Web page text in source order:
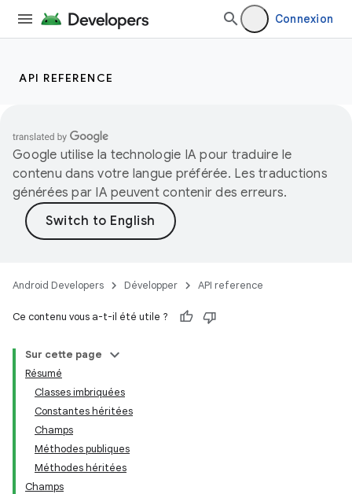
Connexion
API REFERENCE
Google utilise la technologie IA pour traduire le
contenu dans votre langue préférée. Les traductions
générées par IA peuvent contenir des erreurs.
Android Developers Développer API reference
Ce contenu vous a-t-il été utile ?
Sur cette page
Résumé
Classes imbriquées
Constantes héritées
Champs
Méthodes publiques
Méthodes héritées
Champs